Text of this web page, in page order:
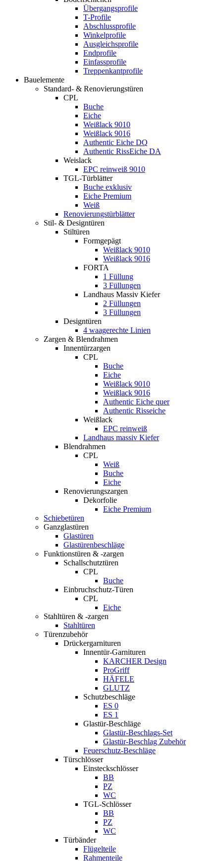
Übergangsprofile
T-Profile
Abschlussprofile
Winkelprofile
Ausgleichsprofile
Endprofile
Einfassprofile
Treppenkantprofile
Bauelemente
Standard- & Renovierungstüren
CPL
Buche
Eiche
Weißlack 9010
Weißlack 9016
Authentic Eiche DQ
Authentic RissEiche DA
Weislack
EPC reinweiß 9010
TGL-Türblätter
Buche exklusiv
Eiche Premium
Weiß
Renovierungstürblätter
Stil- & Designtüren
Stiltüren
Formgepägt
Weißlack 9010
Weißlack 9016
FORTA
1 Füllung
3 Füllungen
Landhaus Massiv Kiefer
2 Füllungen
3 Füllungen
Designtüren
4 waagerechte Linien
Zargen & Blendrahmen
Innentürzargen
CPL
Buche
Eiche
Weißlack 9010
Weißlack 9016
Authentic Eiche quer
Authentic Risseiche
Weißlack
EPC reinweiß
Landhaus massiv Kiefer
Blendrahmen
CPL
Weiß
Buche
Eiche
Renovierungszargen
Dekorfolie
Eiche Premium
Schiebetüren
Ganzglastüren
Glastüren
Glastürenbeschläge
Funktionstüren & -zargen
Schallschutztüren
CPL
Buche
Einbruchschutz-Türen
CPL
Eiche
Stahltüren & -zargen
Stahltüren
Türenzubehör
Drückergarnituren
Innentür-Garnituren
KARCHER Design
ProGriff
HÄFELE
GLUTZ
Schutzbeschläge
ES 0
ES 1
Glastür-Beschläge
Glastür-Beschlags-Set
Glastür-Beschlag Zubehör
Feuerschutz-Beschläge
Türschlösser
Einsteckschlösser
BB
PZ
WC
TGL-Schlösser
BB
PZ
WC
Türbänder
Flügelteile
Rahmenteile